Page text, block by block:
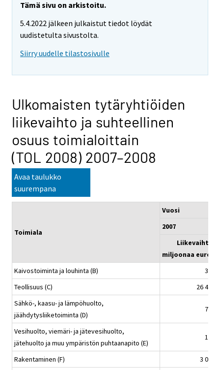
Tämä sivu on arkistoitu.
5.4.2022 jälkeen julkaistut tiedot löydät
uudistetulta sivustolta.
Siirry uudelle tilastosivulle
Ulkomaisten tytäryhtiöiden
liikevaihto ja suhteellinen
osuus toimialoittain
(TOL 2008) 2007–2008
Avaa taulukko
suurempana
Toimiala
Vuosi
2007
Liikevaihto,
miljoonaa euroa
Kaivostoiminta ja louhinta (B)
375
Teollisuus (C)
26 431
Sähkö-, kaasu- ja lämpöhuolto,
jäähdytysliiketoiminta (D)
760
Vesihuolto, viemäri- ja jätevesihuolto,
jätehuolto ja muu ympäristön puhtaanapito (E)
179
Rakentaminen (F)
3 061